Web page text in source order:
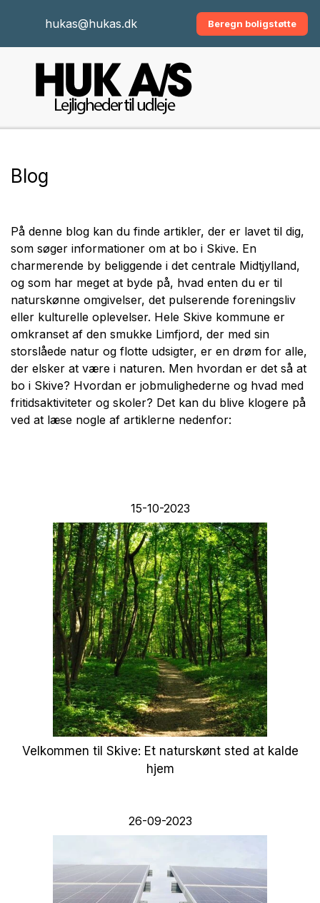
hukas@hukas.dk Beregn boligstøtte
Blog
På denne blog kan du finde artikler, der er lavet til dig,
som søger informationer om at bo i Skive. En
charmerende by beliggende i det centrale Midtjylland,
og som har meget at byde på, hvad enten du er til
naturskønne omgivelser, det pulserende foreningsliv
eller kulturelle oplevelser. Hele Skive kommune er
omkranset af den smukke Limfjord, der med sin
storslåede natur og flotte udsigter, er en drøm for alle,
der elsker at være i naturen. Men hvordan er det så at
bo i Skive? Hvordan er jobmulighederne og hvad med
fritidsaktiviteter og skoler? Det kan du blive klogere på
ved at læse nogle af artiklerne nedenfor:
15-10-2023
Velkommen til Skive: Et naturskønt sted at kalde
hjem
26-09-2023